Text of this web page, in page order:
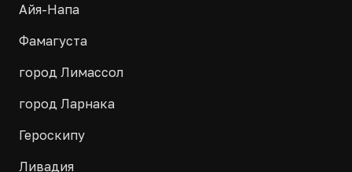
Айя-Напа
Фамагуста
город Лимассол
город Ларнака
Героскипу
Ливадия